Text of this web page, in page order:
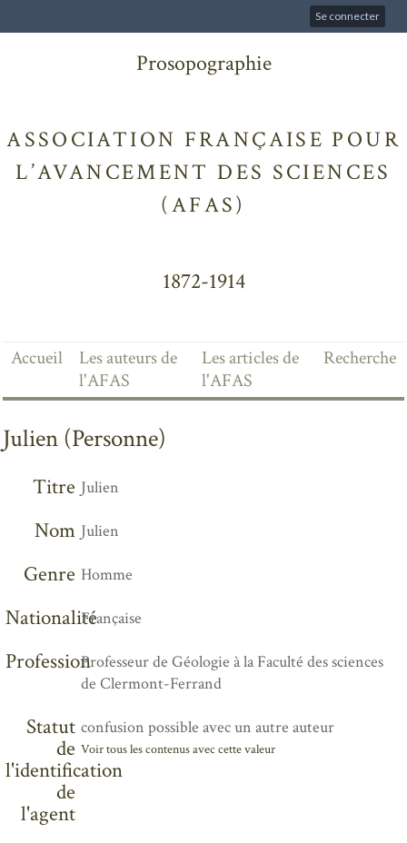
Se connecter
Prosopographie
ASSOCIATION FRANÇAISE POUR
L’AVANCEMENT DES SCIENCES
(AFAS)
1872-1914
Accueil
Les auteurs de
l'AFAS
Les articles de
l'AFAS
Recherche
Julien (Personne)
Titre Julien
Nom Julien
Genre Homme
NationalitéFrançaise
ProfessionProfesseur de Géologie à la Faculté des sciences
de Clermont-Ferrand
Statut
de
l'identification
de
l'agent
confusion possible avec un autre auteur
Voir tous les contenus avec cette valeur